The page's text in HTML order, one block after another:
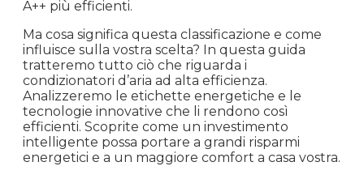
A++ più efficienti.
Ma cosa significa questa classificazione e come
influisce sulla vostra scelta? In questa guida
tratteremo tutto ciò che riguarda i
condizionatori d’aria ad alta efficienza.
Analizzeremo le etichette energetiche e le
tecnologie innovative che li rendono così
efficienti. Scoprite come un investimento
intelligente possa portare a grandi risparmi
energetici e a un maggiore comfort a casa vostra.